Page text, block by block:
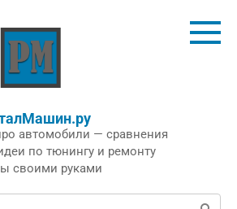
автомобили — сравнения
по тюнингу и ремонту
своими руками